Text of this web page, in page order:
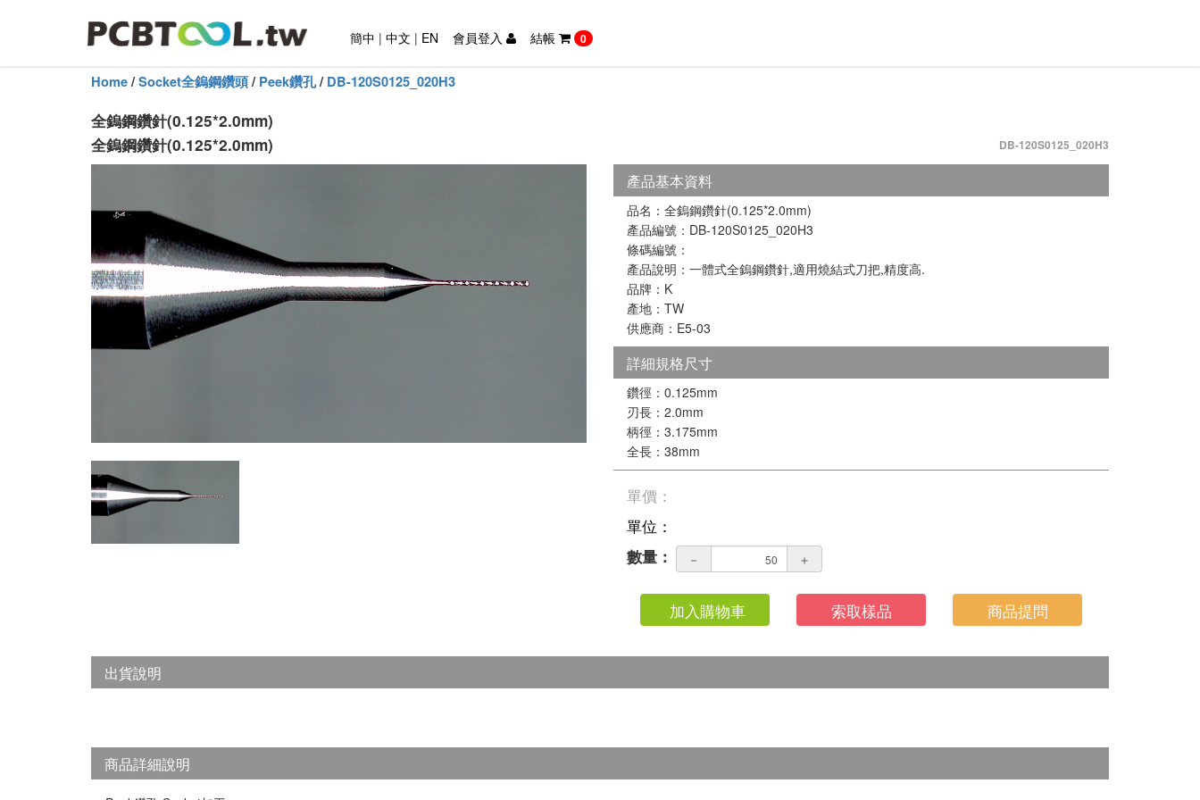
簡中 | 中文 | EN 會員登入 結帳 0
Home/Socket全鎢鋼鑽頭/Peek鑽孔/DB-120S0125_020H3
全鎢鋼鑽針(0.125*2.0mm)
全鎢鋼鑽針(0.125*2.0mm)
DB-120S0125_020H3
產品基本資料
品名：全鎢鋼鑽針(0.125*2.0mm)
產品編號：DB-120S0125_020H3
條碼編號：
產品說明：一體式全鎢鋼鑽針,適用燒結式刀把,精度高.
品牌：K
產地：TW
供應商：E5-03
詳細規格尺寸
鑽徑：0.125mm
刃長：2.0mm
柄徑：3.175mm
全長：38mm
單價：
單位：
數量： － ＋
加入購物車 索取樣品 商品提問
出貨說明
商品詳細說明